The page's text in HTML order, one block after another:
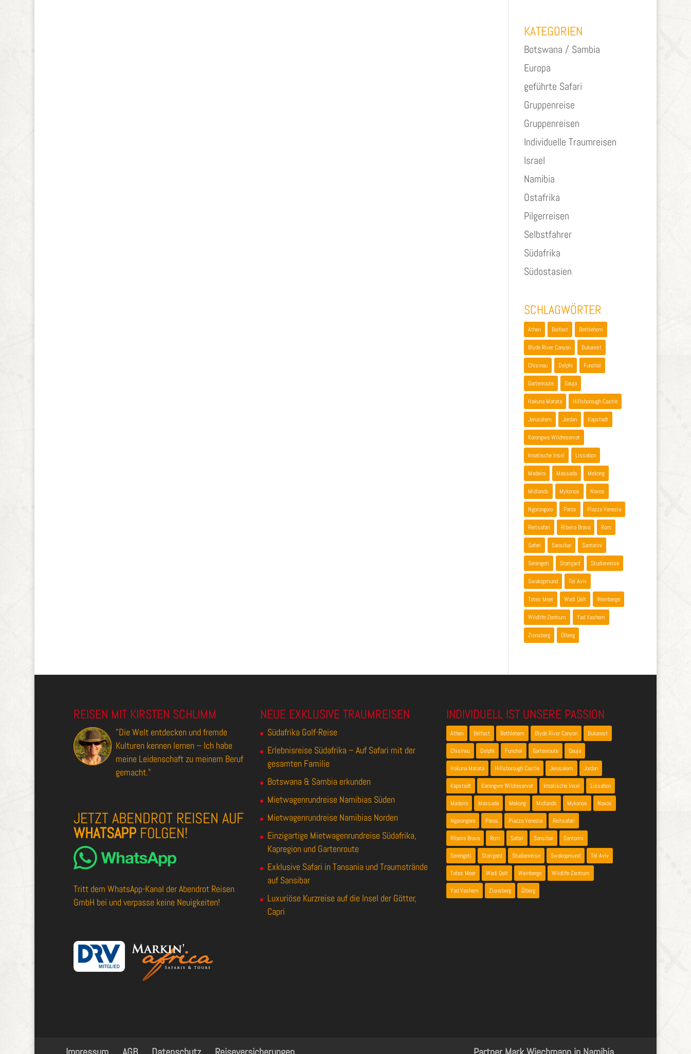
KATEGORIEN
Botswana / Sambia
Europa
geführte Safari
Gruppenreise
Gruppenreisen
Individuelle Traumreisen
Israel
Namibia
Ostafrika
Pilgerreisen
Selbstfahrer
Südafrika
Südostasien
SCHLAGWÖRTER
Athen Belfast Bethlehem
Blyde River Canyon Bukarest
Chisinau Delphi Funchal
Gartenroute Gauja
Hakuna Matata Hillsborough Castle
Jerusalem Jordan Kapstadt
Karongwe Wildreservat
kroatische Insel Lissabon
Madeira Massada Mekong
Midlands Mykonos Naxos
Ngorongoro Paros Piazza Venezia
Reitsafari Ribeira Brava Rom
Safari Sansibar Santorini
Serengeti Starigard Studienreise
Swakopmund Tel Aviv
Totes Meer Wadi Qelt Weinberge
Wildlife-Zentrum Yad Vashem
Zionsberg Ölberg
REISEN MIT KIRSTEN SCHLIMM
"Die Welt entdecken und fremde
Kulturen kennen lernen – Ich habe
meine Leidenschaft zu meinem Beruf
gemacht."
JETZT ABENDROT REISEN AUF
WHATSAPPFOLGEN!
Tritt dem WhatsApp-Kanal der Abendrot Reisen
GmbH bei und verpasse keine Neuigkeiten!
NEUE EXKLUSIVE TRAUMREISEN
Südafrika Golf-Reise
Erlebnisreise Südafrika – Auf Safari mit der
gesamten Familie
Botswana & Sambia erkunden
Mietwagenrundreise Namibias Süden
Mietwagenrundreise Namibias Norden
Einzigartige Mietwagenrundreise Südafrika,
Kapregion und Gartenroute
Exklusive Safari in Tansania und Traumstrände
auf Sansibar
Luxuriöse Kurzreise auf die Insel der Götter,
Capri
INDIVIDUELL IST UNSERE PASSION
Athen Belfast Bethlehem Blyde River Canyon Bukarest
Chisinau Delphi Funchal Gartenroute Gauja
Hakuna Matata Hillsborough Castle Jerusalem Jordan
Kapstadt Karongwe Wildreservat kroatische Insel Lissabon
Madeira Massada Mekong Midlands Mykonos Naxos
Ngorongoro Paros Piazza Venezia Reitsafari
Ribeira Brava Rom Safari Sansibar Santorini
Serengeti Starigard Studienreise Swakopmund Tel Aviv
Totes Meer Wadi Qelt Weinberge Wildlife-Zentrum
Yad Vashem Zionsberg Ölberg